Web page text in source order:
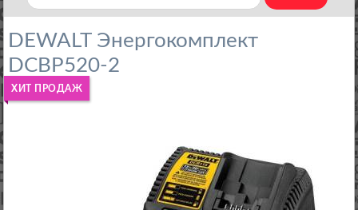
DEWALT Энергокомплект
DCBP520-2
ХИТ ПРОДАЖ